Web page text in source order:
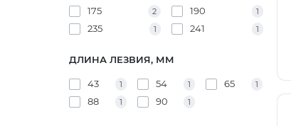
175 2 190 1
235 1 241 1
ДЛИНА ЛЕЗВИЯ, ММ
43 1 54 1 65 1
88 1 90 1